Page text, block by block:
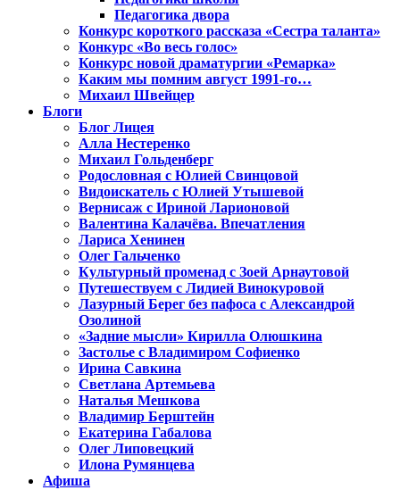
Педагогика двора
Конкурс короткого рассказа «Сестра таланта»
Конкурс «Во весь голос»
Конкурс новой драматургии «Ремарка»
Каким мы помним август 1991-го…
Михаил Швейцер
Блоги
Блог Лицея
Алла Нестеренко
Михаил Гольденберг
Родословная с Юлией Свинцовой
Видоискатель с Юлией Утышевой
Вернисаж с Ириной Ларионовой
Валентина Калачёва. Впечатления
Лариса Хенинен
Олег Гальченко
Культурный променад с Зоей Арнаутовой
Путешествуем с Лидией Винокуровой
Лазурный Берег без пафоса с Александрой
Озолиной
«Задние мысли» Кирилла Олюшкина
Застолье с Владимиром Софиенко
Ирина Савкина
Светлана Артемьева
Наталья Мешкова
Владимир Берштейн
Екатерина Габалова
Олег Липовецкий
Илона Румянцева
Афиша